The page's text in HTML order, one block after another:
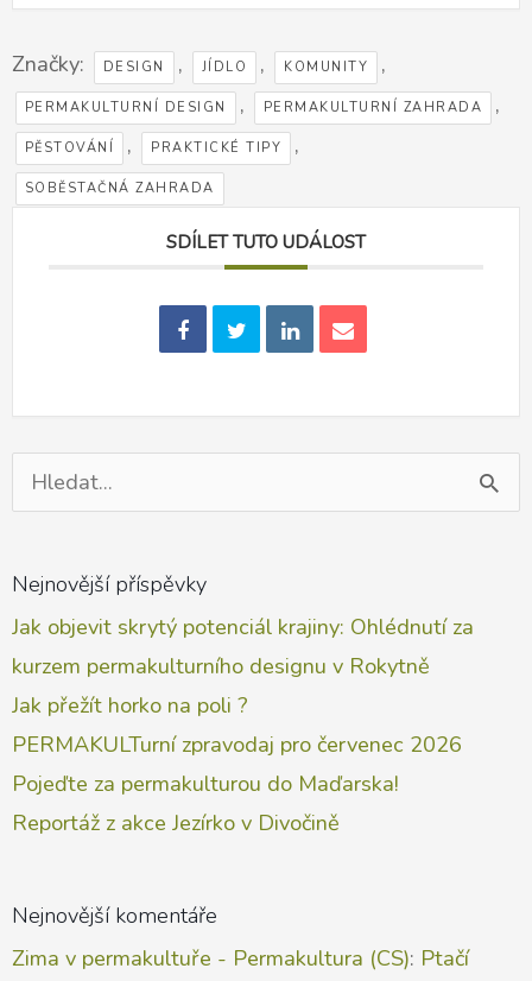
Značky: DESIGN , JÍDLO , KOMUNITY ,
PERMAKULTURNÍ DESIGN , PERMAKULTURNÍ ZAHRADA ,
PĚSTOVÁNÍ , PRAKTICKÉ TIPY ,
SOBĚSTAČNÁ ZAHRADA
SDÍLET TUTO UDÁLOST
Vyhledat
pro:
Nejnovější příspěvky
Jak objevit skrytý potenciál krajiny: Ohlédnutí za
kurzem permakulturního designu v Rokytně
Jak přežít horko na poli ?
PERMAKULTurní zpravodaj pro červenec 2026
Pojeďte za permakulturou do Maďarska!
Reportáž z akce Jezírko v Divočině
Nejnovější komentáře
Zima v permakultuře - Permakultura (CS): Ptačí